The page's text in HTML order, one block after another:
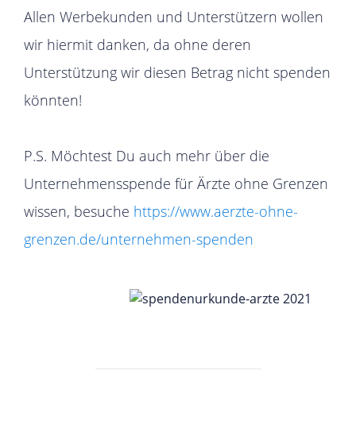
Allen Werbekunden und Unterstützern wollen
wir hiermit danken, da ohne deren
Unterstützung wir diesen Betrag nicht spenden
könnten!
P.S. Möchtest Du auch mehr über die
Unternehmensspende für Ärzte ohne Grenzen
wissen, besuche https://www.aerzte-ohne-
grenzen.de/unternehmen-spenden